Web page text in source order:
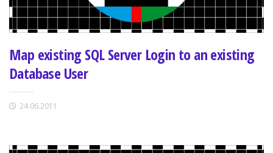
Map existing SQL Server Login to an existing
Database User
24.06.2011